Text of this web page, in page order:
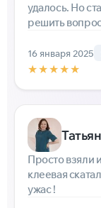
удалось. Но
решить
16 января 2025
★★★★★
Просто взяли
клеевая
ужас !